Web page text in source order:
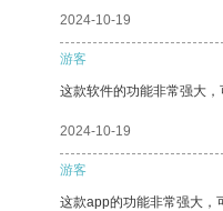
2024-10-19
游客
这款软件的功能非常强大，
2024-10-19
游客
这款app的功能非常强大，